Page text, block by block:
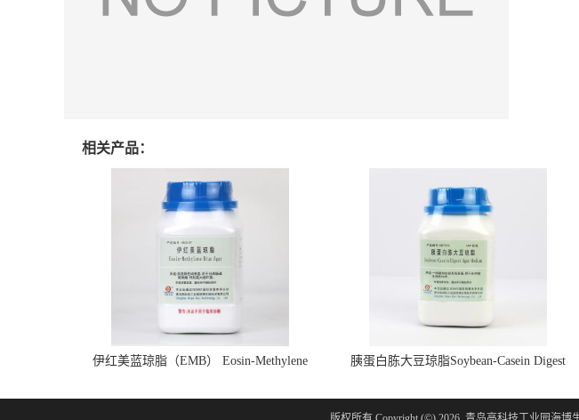
相关产品：
伊红美蓝琼脂（EMB） Eosin-Methylene
胰蛋白胨大豆琼脂Soybean-Casein Digest